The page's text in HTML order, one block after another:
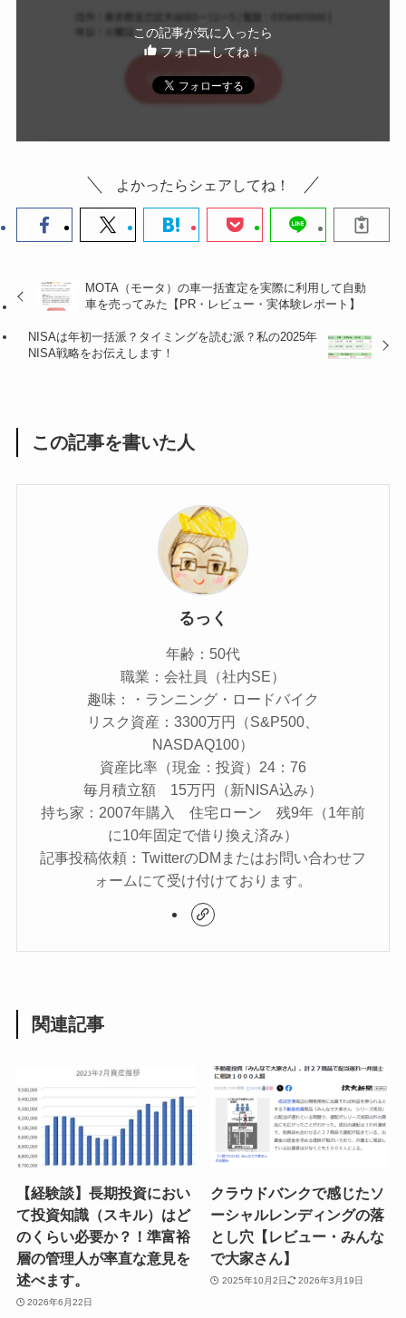
この記事が気に入ったら
フォローしてね！
よかったらシェアしてね！
MOTA（モータ）の車一括査定を実際に利用して自動
車を売ってみた【PR・レビュー・実体験レポート】
NISAは年初一括派？タイミングを読む派？私の2025年
NISA戦略をお伝えします！
この記事を書いた人
るっく
年齢：50代
職業：会社員（社内SE）
趣味：・ランニング・ロードバイク
リスク資産：3300万円（S&P500、
NASDAQ100）
資産比率（現金：投資）24：76
毎月積立額 15万円（新NISA込み）
持ち家：2007年購入 住宅ローン 残9年（1年前
に10年固定で借り換え済み）
記事投稿依頼：TwitterのDMまたはお問い合わせフ
ォームにて受け付けております。
関連記事
【経験談】長期投資におい
て投資知識（スキル）はど
のくらい必要か？！準富裕
層の管理人が率直な意見を
述べます。
2026年6月22日
クラウドバンクで感じたソ
ーシャルレンディングの落
とし穴【レビュー・みんな
で大家さん】
2025年10月2日 2026年3月19日